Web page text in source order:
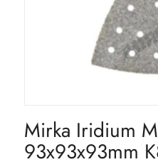
Mirka Iridium
93x93x93mm